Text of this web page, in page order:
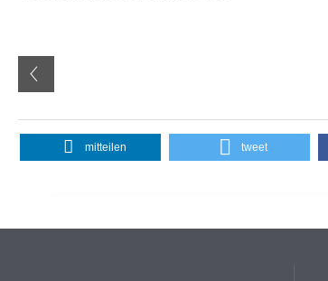
mitteilen tweet